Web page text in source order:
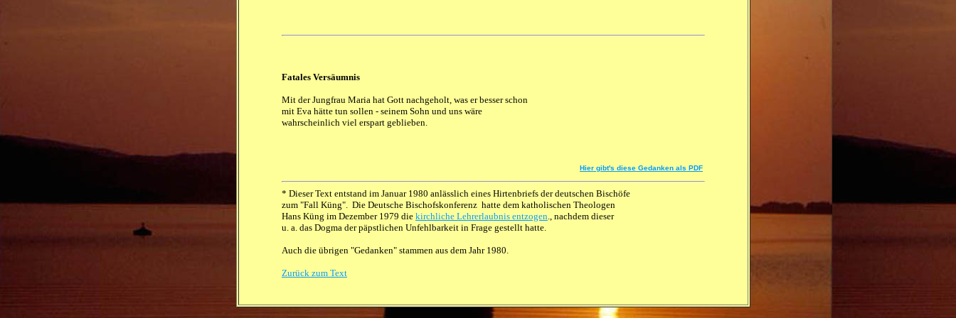
Fatales Versäumnis
Mit der Jungfrau Maria hat Gott nachgeholt, was er besser schon
mit Eva hätte tun sollen - seinem Sohn und uns wäre
wahrscheinlich viel erspart geblieben.
Hier gibt's diese Gedanken als PDF
* Dieser Text entstand im Januar 1980 anlässlich eines Hirtenbriefs der deutschen Bischöfe
zum "Fall Küng". Die Deutsche Bischofskonferenz hatte dem katholischen Theologen
Hans Küng im Dezember 1979 die kirchliche Lehrerlaubnis entzogen., nachdem dieser
u. a. das Dogma der päpstlichen Unfehlbarkeit in Frage gestellt hatte.
Auch die übrigen "Gedanken" stammen aus dem Jahr 1980.
Zurück zum Text